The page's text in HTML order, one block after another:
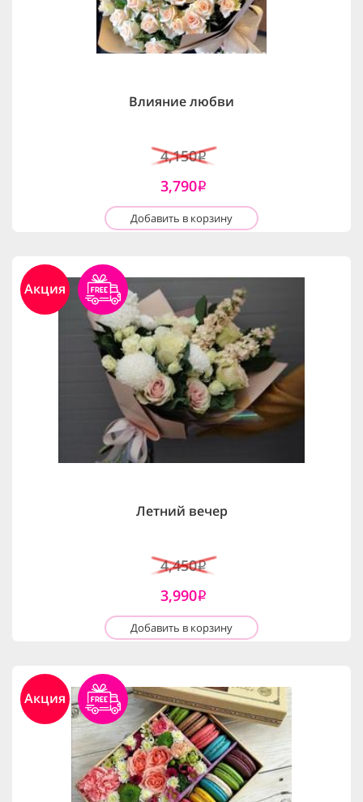
Влияние любви
4,150i
3,790i
Добавить в корзину
Акция
Летний вечер
4,450i
3,990i
Добавить в корзину
Акция